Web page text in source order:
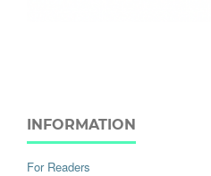
INFORMATION
For Readers